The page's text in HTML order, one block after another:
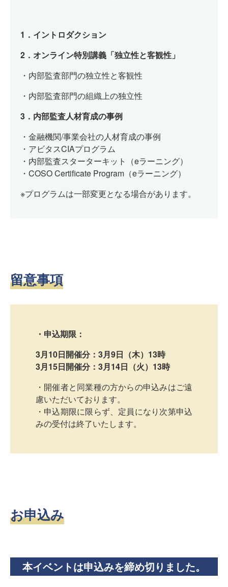
1．イントロダクション
2．オンライン特別講義「独立性と客観性」
・内部監査部門の独立性と客観性
・内部監査部門の組織上の独立性
3．内部監査人材育成の事例
・金融機関/事業会社の人材育成の事例
・アビタスCIAプログラム
・内部監査スターターキット（eラーニング）
・COSO Certificate Program（eラーニング）
※プログラムは一部変更となる場合があります。
留意事項
・申込期限：
3月10日開催分：3月9日（木）13時
3月15日開催分：3月14日（火）13時
・開催者と同業種の方からの申込みはご遠
慮いただいております。
・申込期限に限らず、定員になり次第申込
みの受付は終了いたします。
お申込み
本イベントは申込みを締め切りました。